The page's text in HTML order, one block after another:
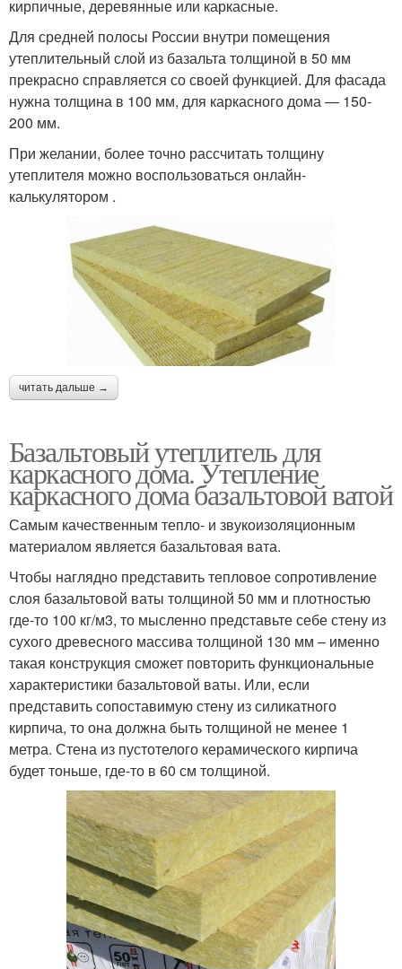
кирпичные, деревянные или каркасные.
Для средней полосы России внутри помещения
утеплительный слой из базальта толщиной в 50 мм
прекрасно справляется со своей функцией. Для фасада
нужна толщина в 100 мм, для каркасного дома — 150-
200 мм.
При желании, более точно рассчитать толщину
утеплителя можно воспользоваться онлайн-
калькулятором .
читать дальше →
Базальтовый утеплитель для
каркасного дома. Утепление
каркасного дома базальтовой ватой
Самым качественным тепло- и звукоизоляционным
материалом является базальтовая вата.
Чтобы наглядно представить тепловое сопротивление
слоя базальтовой ваты толщиной 50 мм и плотностью
где-то 100 кг/м3, то мысленно представьте себе стену из
сухого древесного массива толщиной 130 мм – именно
такая конструкция сможет повторить функциональные
характеристики базальтовой ваты. Или, если
представить сопоставимую стену из силикатного
кирпича, то она должна быть толщиной не менее 1
метра. Стена из пустотелого керамического кирпича
будет тоньше, где-то в 60 см толщиной.